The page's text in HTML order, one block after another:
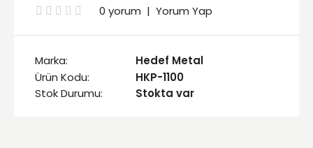
0 yorum | Yorum Yap
Marka:
Hedef Metal
Ürün Kodu:
HKP-1100
Stok Durumu:
Stokta var